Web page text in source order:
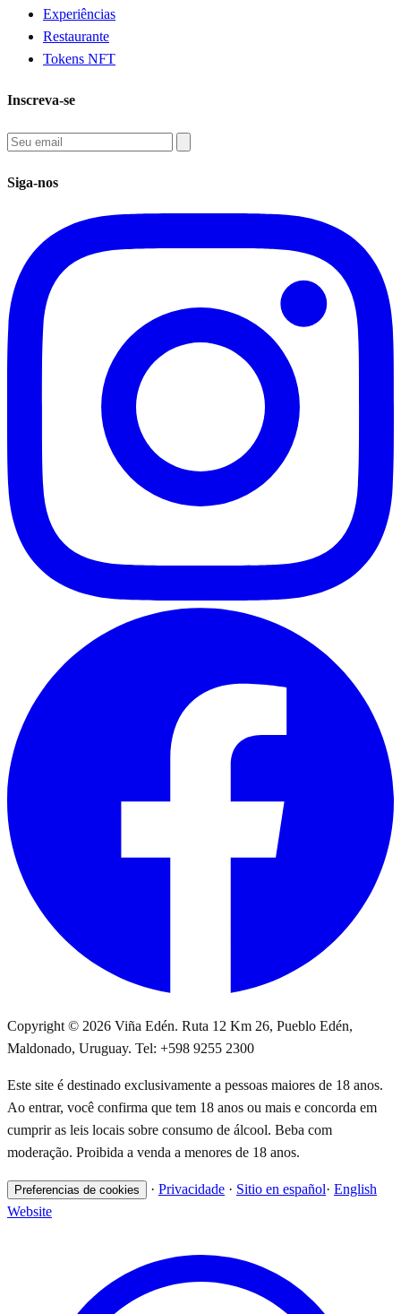
Experiências
Restaurante
Tokens NFT
Inscreva-se
Siga-nos
Copyright © 2026 Viña Edén. Ruta 12 Km 26, Pueblo Edén,
Maldonado, Uruguay. Tel: +598 9255 2300
Este site é destinado exclusivamente a pessoas maiores de 18 anos.
Ao entrar, você confirma que tem 18 anos ou mais e concorda em
cumprir as leis locais sobre consumo de álcool. Beba com
moderação. Proibida a venda a menores de 18 anos.
Preferencias de cookies · Privacidade · Sitio en español· English
Website